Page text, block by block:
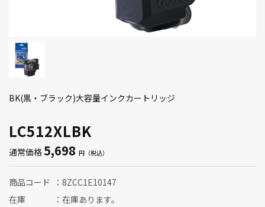
LC512XLBK
BK(黒・ブラック)大容量インクカートリッジ
通常価格5,698
商品コード
8ZCC1E10147
在庫
在庫あります。